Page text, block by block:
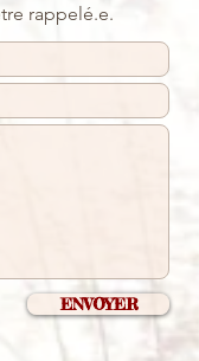
rappelé.e.
ENVOYER